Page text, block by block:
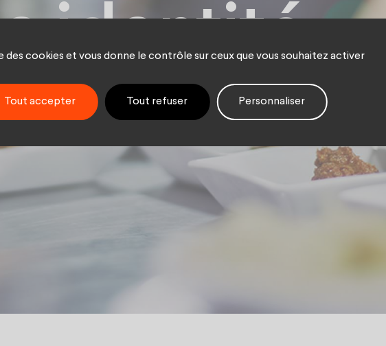
identité
la table.
des cookies et vous donne le contrôle sur ceux que vous souhaitez activer
Tout accepter Tout refuser Personnaliser